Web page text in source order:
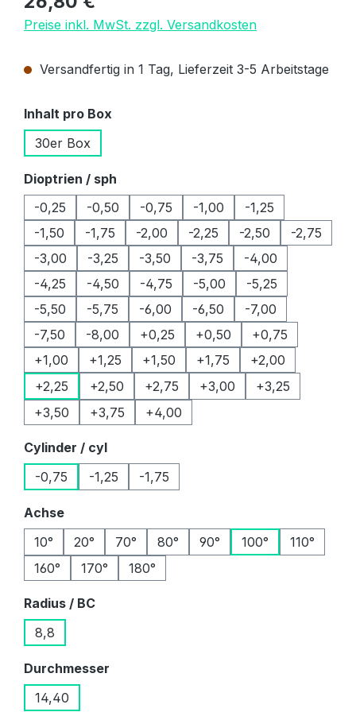
Preise inkl. MwSt. zzgl. Versandkosten
Versandfertig in 1 Tag, Lieferzeit 3-5 Arbeitstage
Inhalt pro Box
30er Box
Dioptrien / sph
-0,25
-0,50 -0,75 -1,00
-1,25
-1,50
-1,75 -2,00 -2,25 -2,50
-2,75
-3,00
-3,25 -3,50 -3,75
-4,00
-4,25
-4,50 -4,75 -5,00
-5,25
-5,50
-5,75 -6,00 -6,50
-7,00
-7,50
-8,00 +0,25 +0,50
+0,75
+1,00
+1,25 +1,50 +1,75
+2,00
+2,25
+2,50 +2,75 +3,00
+3,25
+3,50
+3,75 +4,00
Cylinder / cylauswählen
-0,75
-1,25 -1,75
Achseauswählen
10°
20° 70° 80° 90° 100°
110°
160°
170° 180°
Radius / BCauswählen
8,8
Durchmesser
14,40